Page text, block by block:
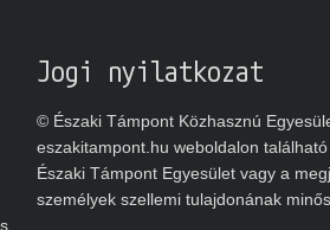
Jogi nyilatkozat
© Északi Támpont Közhasznú
eszakitampont.hu weboldalon található
Északi Támpont Egyesület vagy a
személyek szellemi tulajdonának